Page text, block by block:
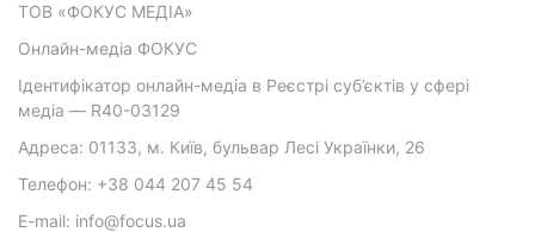
ТОВ «ФОКУС МЕДІА»
Онлайн-медіа ФОКУС
Ідентифікатор онлайн-медіа в Реєстрі суб’єктів у сфері
медіа — R40-03129
Адреса: 01133, м. Київ, бульвар Лесі Українки, 26
Телефон: +38 044 207 45 54
E-mail: info@focus.ua